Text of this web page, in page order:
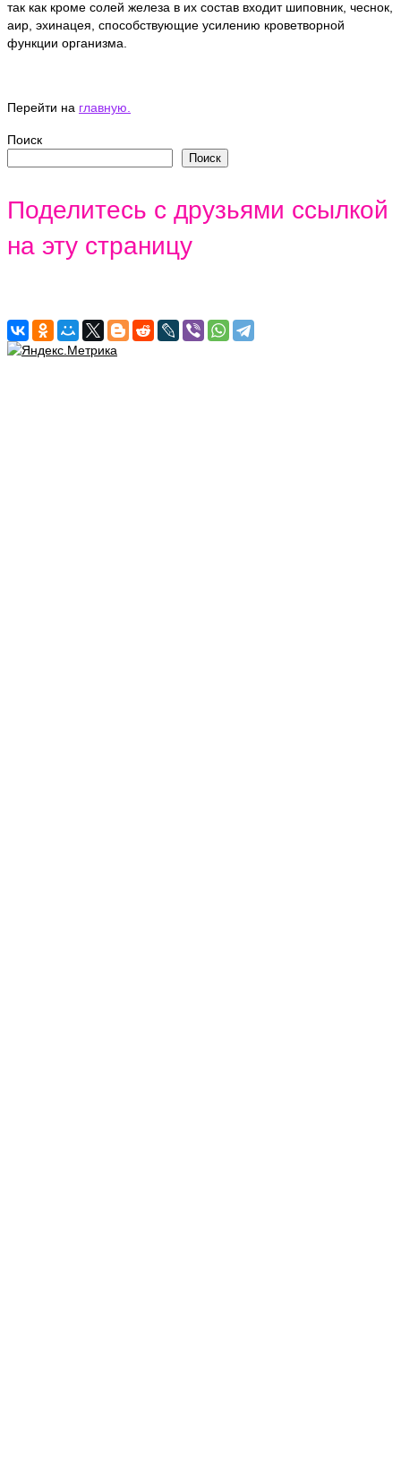
так как кроме солей железа в их состав входит шиповник, чеснок,
аир, эхинацея, способствующие усилению кроветворной
функции организма.
Перейти на главную.
Поиск
Поиск
Поделитесь с друзьями ссылкой
на эту страницу